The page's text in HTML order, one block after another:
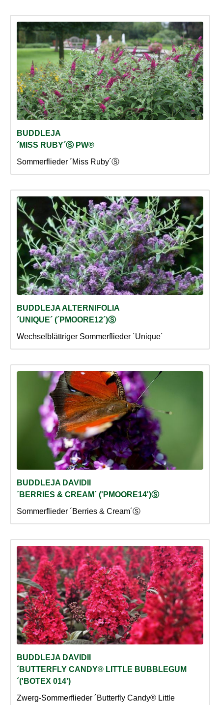
BUDDLEJA
´MISS RUBY´Ⓢ PW®
Sommerflieder ´Miss Ruby´Ⓢ
BUDDLEJA ALTERNIFOLIA
´UNIQUE´ (´PMOORE12´)Ⓢ
Wechselblättriger Sommerflieder ´Unique´
BUDDLEJA DAVIDII
´BERRIES & CREAM´ ('PMOORE14')Ⓢ
Sommerflieder ´Berries & Cream´Ⓢ
BUDDLEJA DAVIDII
´BUTTERFLY CANDY® LITTLE BUBBLEGUM
´('BOTEX 014')
Zwerg-Sommerflieder ´Butterfly Candy® Little